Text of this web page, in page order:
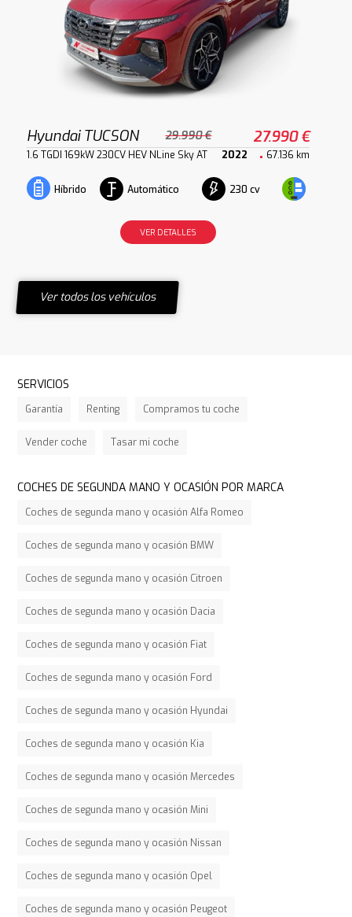
Hyundai TUCSON 29.990 € 27.990 €
1.6 TGDI 169kW 230CV HEV NLine Sky AT 2022 67.136 km
Híbrido Automático 230 cv
VER DETALLES
Ver todos los vehículos
SERVICIOS
Garantía Renting Compramos tu coche
Vender coche Tasar mi coche
COCHES DE SEGUNDA MANO Y OCASIÓN POR MARCA
Coches de segunda mano y ocasión Alfa Romeo
Coches de segunda mano y ocasión BMW
Coches de segunda mano y ocasión Citroen
Coches de segunda mano y ocasión Dacia
Coches de segunda mano y ocasión Fiat
Coches de segunda mano y ocasión Ford
Coches de segunda mano y ocasión Hyundai
Coches de segunda mano y ocasión Kia
Coches de segunda mano y ocasión Mercedes
Coches de segunda mano y ocasión Mini
Coches de segunda mano y ocasión Nissan
Coches de segunda mano y ocasión Opel
Coches de segunda mano y ocasión Peugeot